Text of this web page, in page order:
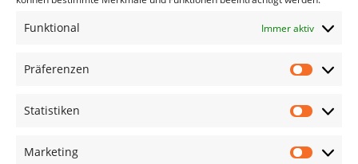
Funktional Immer aktiv
Präferenzen
Statistiken
Marketing
TV Zubehör
Airpod Zubehör